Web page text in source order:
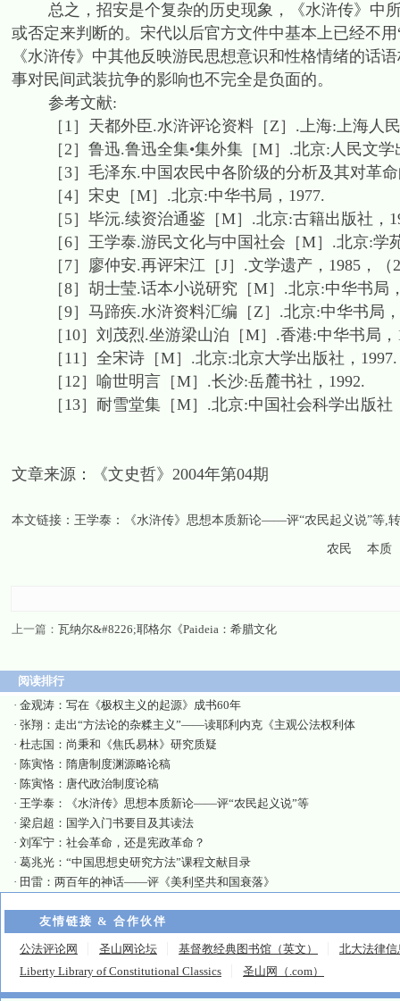
总之，招安是个复杂的历史现象，《水浒传》中所
或否定来判断的。宋代以后官方文件中基本上已经不
《水浒传》中其他反映游民思想意识和性格情绪的话
事对民间武装抗争的影响也不完全是负面的。
参考文献:
［1］天都外臣.水浒评论资料［Z］.上海:上海人民
［2］鲁迅.鲁迅全集•集外集［M］.北京:人民文学
［3］毛泽东.中国农民中各阶级的分析及其对革命
［4］宋史［M］.北京:中华书局，1977.
［5］毕沅.续资治通鉴［M］.北京:古籍出版社，
［6］王学泰.游民文化与中国社会［M］.北京:学
［7］廖仲安.再评宋江［J］.文学遗产，1985，（2
［8］胡士莹.话本小说研究［M］.北京:中华书局
［9］马蹄疾.水浒资料汇编［Z］.北京:中华书局，
［10］刘茂烈.坐游梁山泊［M］.香港:中华书局，
［11］全宋诗［M］.北京:北京大学出版社，1997.
［12］喻世明言［M］.长沙:岳麓书社，1992.
［13］耐雪堂集［M］.北京:中国社会科学出版社
文章来源：《文史哲》2004年第04期
本文链接： 王学泰：《水浒传》思想本质新论——评“农民起义说”等,
农民 本质
上一篇： 瓦纳尔&#8226;耶格尔《Paideia：希腊文化
阅读排行
· 金观涛：写在《极权主义的起源》成书60年
· 张翔：走出“方法论的杂糅主义”——读耶利内克《主观公法权利体
· 杜志国：尚秉和《焦氏易林》研究质疑
· 陈寅恪：隋唐制度渊源略论稿
· 陈寅恪：唐代政治制度论稿
· 王学泰：《水浒传》思想本质新论——评“农民起义说”等
· 梁启超：国学入门书要目及其读法
· 刘军宁：社会革命，还是宪政革命？
· 葛兆光：“中国思想史研究方法”课程文献目录
· 田雷：两百年的神话——评《美利坚共和国衰落》
友情链接 & 合作伙伴
公法评论网 圣山网论坛 基督教经典图书馆（英文）
北大法律信
Liberty Library of Constitutional Classics
圣山网（.com）